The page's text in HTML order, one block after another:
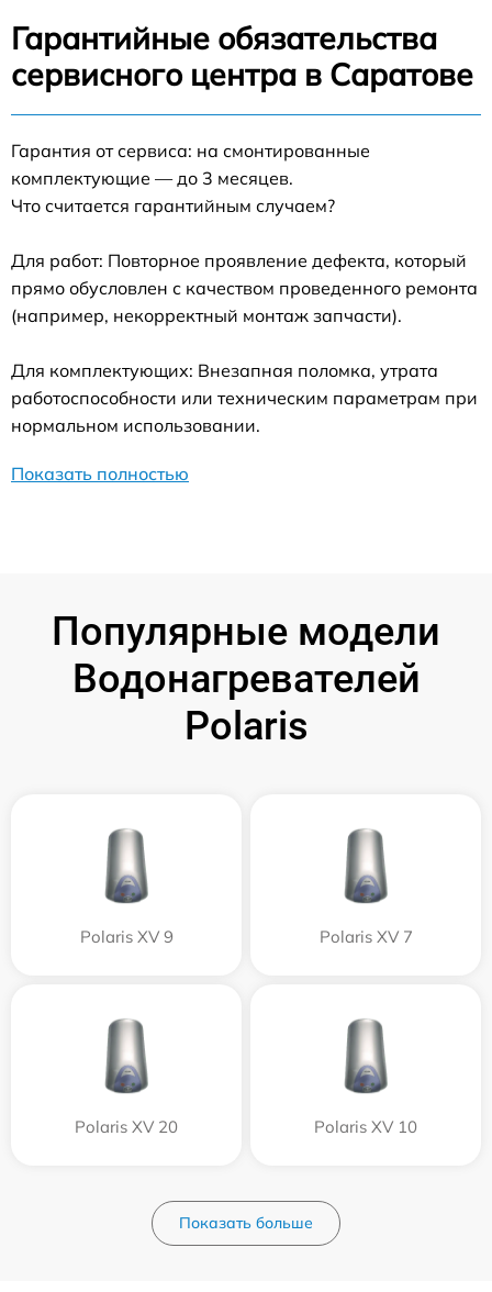
Гарантийные обязательства
сервисного центра в Саратове
Гарантия от сервиса: на смонтированные
комплектующие — до 3 месяцев.
Что считается гарантийным случаем?
Для работ: Повторное проявление дефекта, который
прямо обусловлен с качеством проведенного ремонта
(например, некорректный монтаж запчасти).
Для комплектующих: Внезапная поломка, утрата
работоспособности или техническим параметрам при
нормальном использовании.
Показать полностью
Популярные модели
Водонагревателей
Polaris
Polaris XV 9 Polaris XV 7
Polaris XV 20 Polaris XV 10
Показать больше